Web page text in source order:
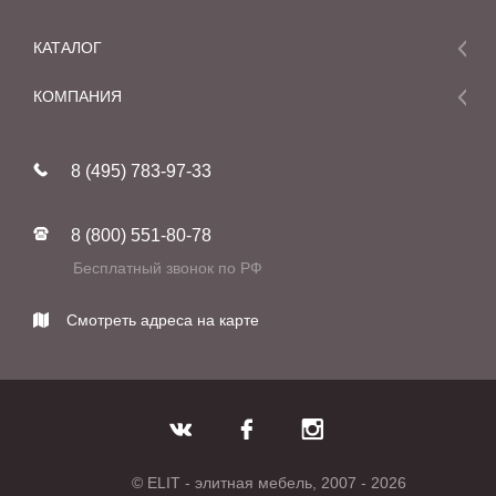
КАТАЛОГ
Мебель
Фабрики
КОМПАНИЯ
Реставрация
Контакты
8 (495) 783-97-33
8 (800) 551-80-78
Бесплатный звонок по РФ
Смотреть адреса на карте
© ELIT - элитная мебель, 2007 - 2026